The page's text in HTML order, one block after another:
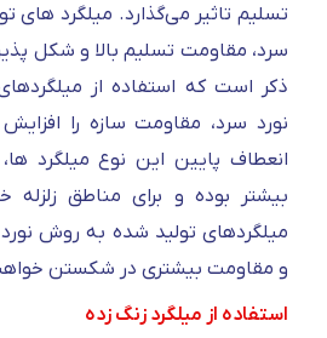
تسلیم تاثیر می‌گذارد. میلگرد های
سرد، مقاومت تسلیم بالا و شکل
ذکر است که استفاده از
نورد سرد، مقاومت سازه را
انعطاف پایین این نوع میلگرد
بیشتر بوده و برای مناطق
میلگردهای تولید شده به روش
و مقاومت بیشتری در شکستن
استفاده از میلگرد زنگ زده